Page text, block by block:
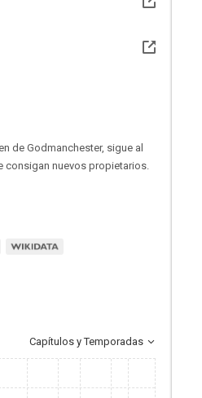
de Godmanchester, sigue al
consigan nuevos propietarios.
Capítulos y Temporadas